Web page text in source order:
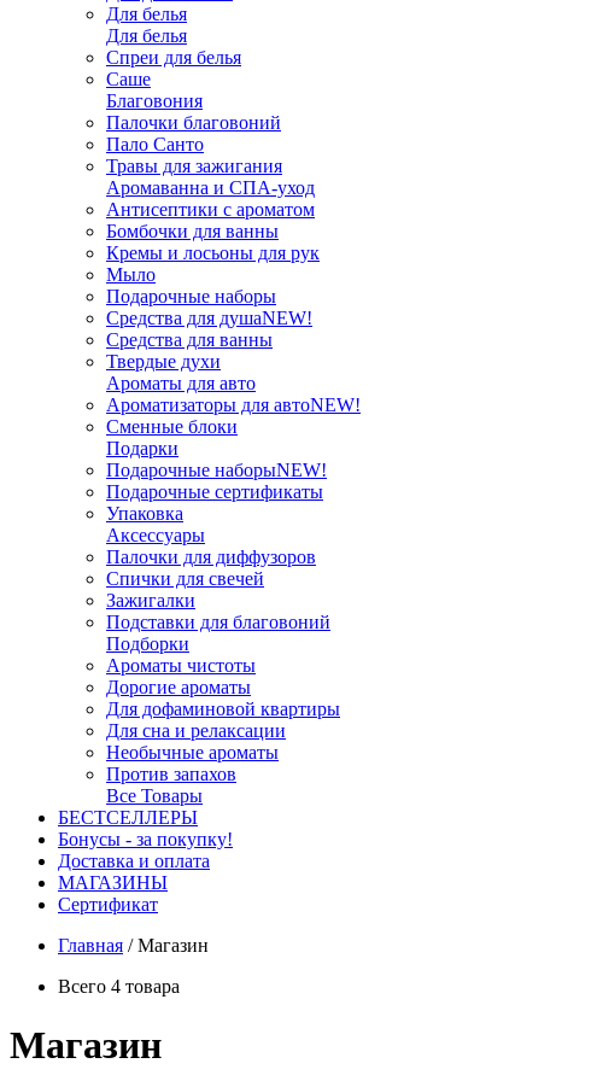
Для белья
Для белья
Спреи для белья
Саше
Благовония
Палочки благовоний
Пало Санто
Травы для зажигания
Аромаванна и СПА-уход
Антисептики с ароматом
Бомбочки для ванны
Кремы и лосьоны для рук
Мыло
Подарочные наборы
Средства для душаNEW!
Средства для ванны
Твердые духи
Ароматы для авто
Ароматизаторы для автоNEW!
Сменные блоки
Подарки
Подарочные наборыNEW!
Подарочные сертификаты
Упаковка
Аксессуары
Палочки для диффузоров
Спички для свечей
Зажигалки
Подставки для благовоний
Подборки
Ароматы чистоты
Дорогие ароматы
Для дофаминовой квартиры
Для сна и релаксации
Необычные ароматы
Против запахов
Все Товары
БЕСТСЕЛЛЕРЫ
Бонусы - за покупку!
Доставка и оплата
МАГАЗИНЫ
Cертификат
Главная /Магазин
Всего 4 товара
Магазин